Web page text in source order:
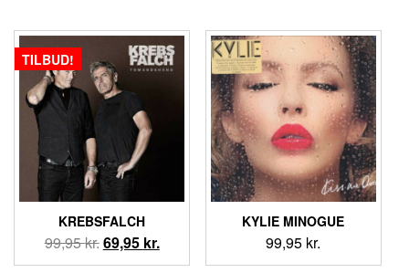
var:
69,95 kr..
er:
59,95 kr..
TILBUD!
KREBSFALCH
99,95kr.Den
oprindelige
69,95 kr.Den
aktuelle
KYLIE MINOGUE
99,95 kr.